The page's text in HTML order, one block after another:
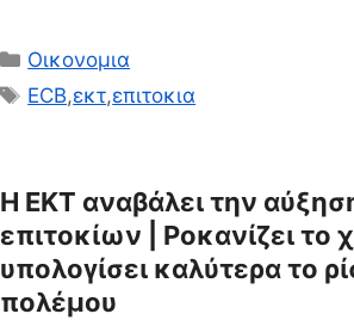
Κατηγορίες
Οικονομια
Ετικέτες
ECB,εκτ,επιτοκια
Η ΕΚΤ αναβάλει την
επιτοκίων | Ροκανίζει το
υπολογίσει καλύτερα το
πολέμου